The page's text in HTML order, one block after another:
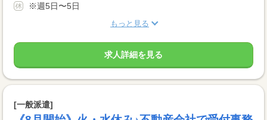
※週5日〜5日
もっと見る
求人詳細を見る
[一般派遣]